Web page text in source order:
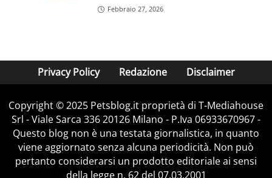
Febbraio 27, 2026
Privacy Policy Redazione Disclaimer
Copyright © 2025 Petsblog.it proprietà di T-Mediahouse
Srl - Viale Sarca 336 20126 Milano - P.Iva 06933670967 -
Questo blog non è una testata giornalistica, in quanto
viene aggiornato senza alcuna periodicità. Non può
pertanto considerarsi un prodotto editoriale ai sensi
della legge n. 62 del 07.03.2001